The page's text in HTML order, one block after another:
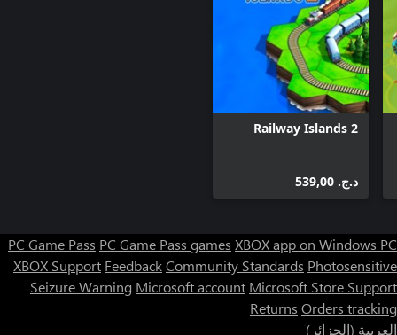
Railway Islands 2
د.ج.‏ 539,00
PC Game Pass PC Game Pass games XBOX app on Windows PC
XBOX Support FeedbackCommunity Standards Photosensitive
Seizure Warning Microsoft account Microsoft Store Support
Returns Orders tracking
العربية (الجزائر)